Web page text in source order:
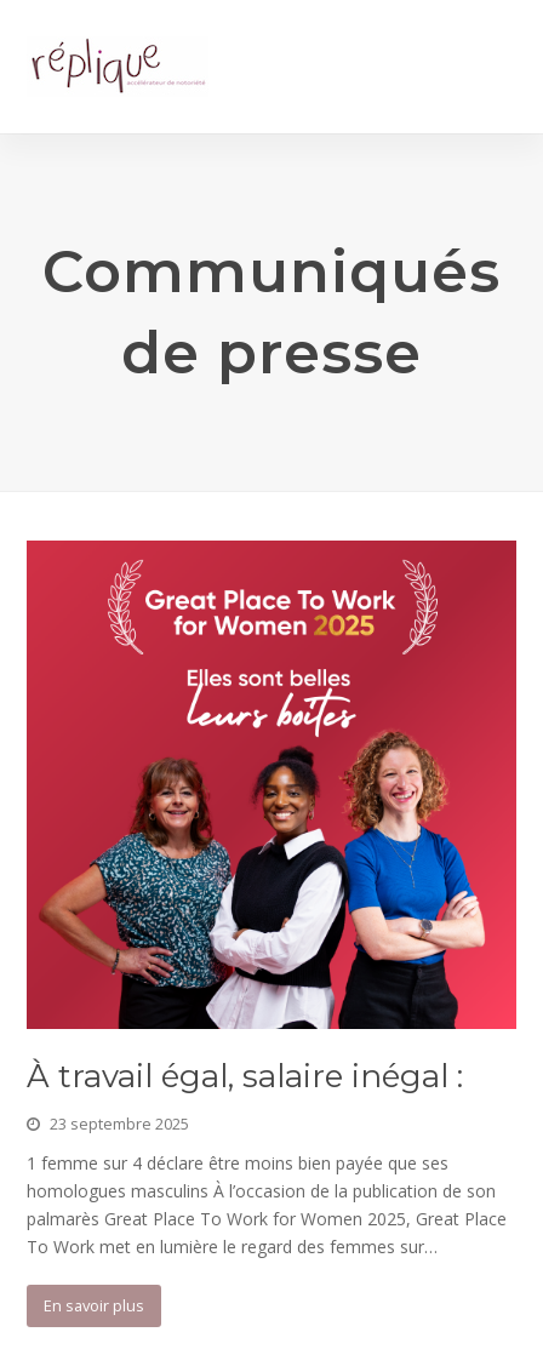
Communiqués
de presse
À travail égal, salaire inégal :
23 septembre 2025
1 femme sur 4 déclare être moins bien payée que ses
homologues masculins À l’occasion de la publication de son
palmarès Great Place To Work for Women 2025, Great Place
To Work met en lumière le regard des femmes sur…
En savoir plus